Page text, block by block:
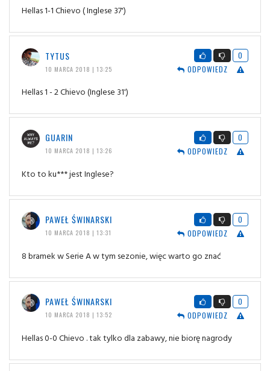
Hellas 1-1 Chievo ( Inglese 37')
TYTUS
10 MARCA 2018 | 13:25
0
ODPOWIEDZ
Hellas 1 - 2 Chievo (Inglese 31')
GUARIN
10 MARCA 2018 | 13:26
0
ODPOWIEDZ
Kto to ku*** jest Inglese?
PAWEŁ ŚWINARSKI
10 MARCA 2018 | 13:31
0
ODPOWIEDZ
8 bramek w Serie A w tym sezonie, więc warto go znać
PAWEŁ ŚWINARSKI
10 MARCA 2018 | 13:52
0
ODPOWIEDZ
Hellas 0-0 Chievo . tak tylko dla zabawy, nie biorę nagrody